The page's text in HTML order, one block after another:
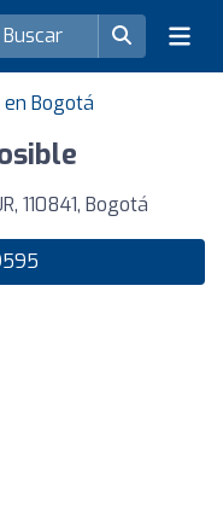
Bogotá
110841, Bogotá